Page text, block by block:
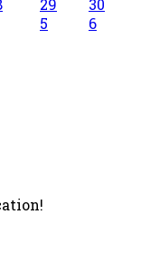
29
30
5 6